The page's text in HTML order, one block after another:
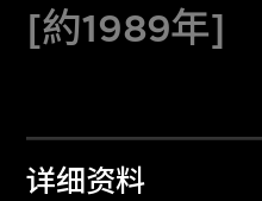
[約1989年]
详细资料